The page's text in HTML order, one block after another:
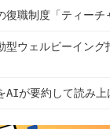
復職制度「ティー
型ウェルビーイン
AIが要約して読み